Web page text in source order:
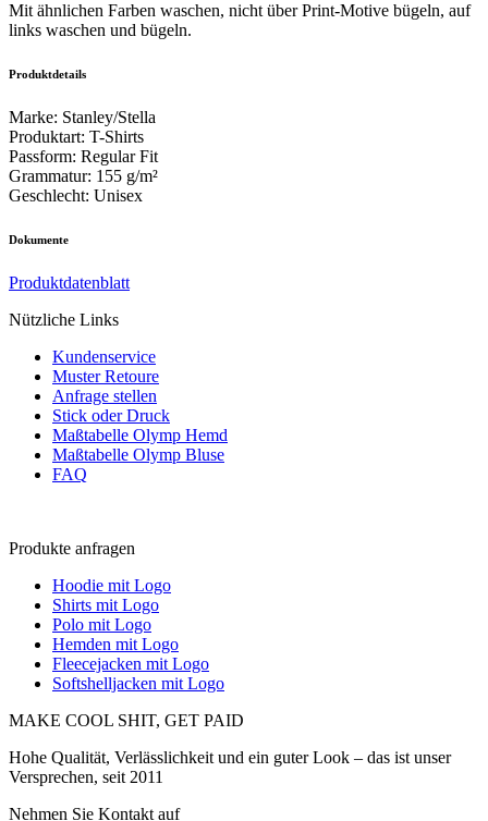
Mit ähnlichen Farben waschen, nicht über Print-Motive bügeln, auf
links waschen und bügeln.
Produktdetails
Marke: Stanley/Stella
Produktart: T-Shirts
Passform: Regular Fit
Grammatur: 155 g/m²
Geschlecht: Unisex
Dokumente
Produktdatenblatt
Nützliche Links
Kundenservice
Muster Retoure
Anfrage stellen
Stick oder Druck
Maßtabelle Olymp Hemd
Maßtabelle Olymp Bluse
FAQ
Produkte anfragen
Hoodie mit Logo
Shirts mit Logo
Polo mit Logo
Hemden mit Logo
Fleecejacken mit Logo
Softshelljacken mit Logo
MAKE COOL SHIT, GET PAID
Hohe Qualität, Verlässlichkeit und ein guter Look – das ist unser
Versprechen, seit 2011
Nehmen Sie Kontakt auf